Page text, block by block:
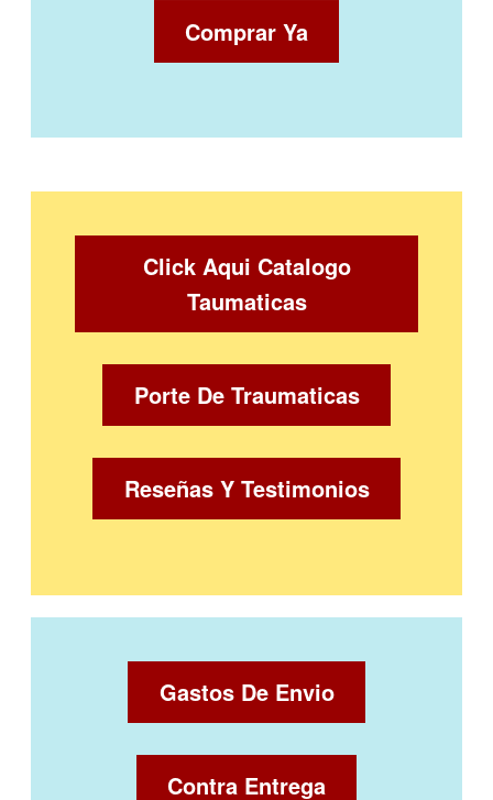
Comprar Ya
Click Aqui Catalogo
Taumaticas
Porte De Traumaticas
Reseñas Y Testimonios
Gastos De Envio
Contra Entrega